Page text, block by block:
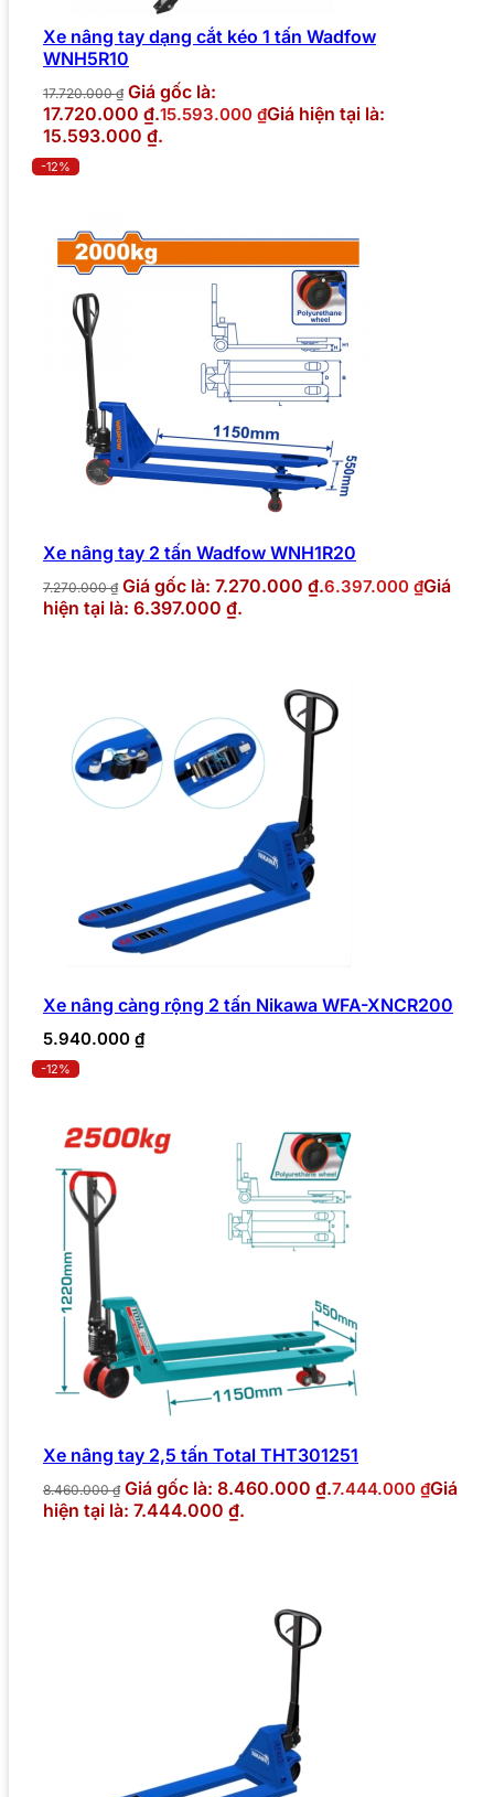
Xe nâng tay dạng cắt kéo 1 tấn Wadfow
WNH5R10
17.720.000₫ Giá gốc là:
17.720.000 ₫.15.593.000 ₫Giá hiện tại là:
15.593.000 ₫.
-12%
Xe nâng tay 2 tấn Wadfow WNH1R20
7.270.000₫ Giá gốc là: 7.270.000 ₫.6.397.000 ₫Giá
hiện tại là: 6.397.000 ₫.
Xe nâng càng rộng 2 tấn Nikawa WFA-XNCR200
5.940.000 ₫
-12%
Xe nâng tay 2,5 tấn Total THT301251
8.460.000₫ Giá gốc là: 8.460.000 ₫.7.444.000 ₫Giá
hiện tại là: 7.444.000 ₫.